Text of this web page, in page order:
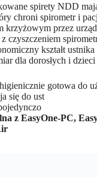
spirety NDD
chroni spirometr i
krzyżowym przez
czyszczeniem
kształt
dla dorosłych i
gotowa do
się do ust
z EasyOne-PC,